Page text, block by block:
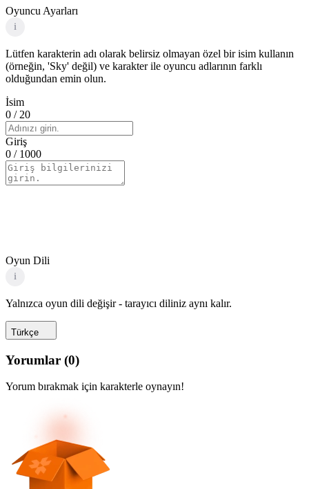
Oyuncu Ayarları
i
Lütfen karakterin adı olarak belirsiz olmayan özel bir isim kullanın
(örneğin, 'Sky' değil) ve karakter ile oyuncu adlarının farklı
olduğundan emin olun.
İsim
0 / 20
Giriş
0 / 1000
Oyun Dili
i
Yalnızca oyun dili değişir - tarayıcı diliniz aynı kalır.
Türkçe
Yorumlar (0)
Yorum bırakmak için karakterle oynayın!